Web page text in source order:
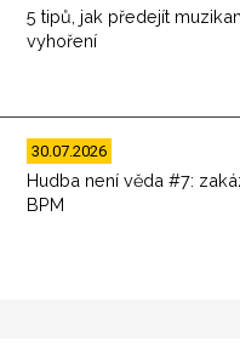
5 tipů, jak předejít
vyhoření
30.07.2026
Hudba není věda #7:
BPM